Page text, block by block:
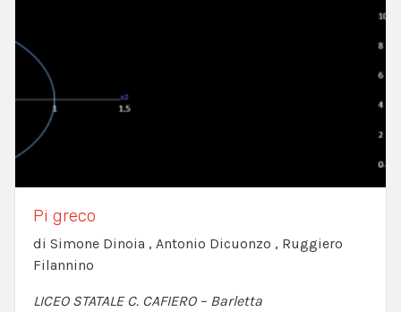
Pi greco
di Simone Dinoia , Antonio Dicuonzo , Ruggiero
Filannino
LICEO STATALE C. CAFIERO – Barletta